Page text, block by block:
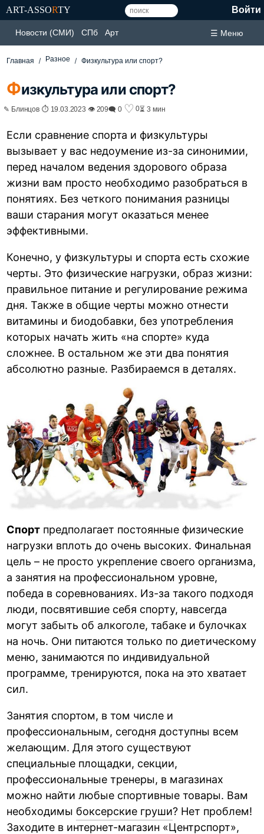
ART-ASSORTY Войти
Новости (СМИ) СПб Арт ☰ Меню
Главная Разное Физкультура или спорт?
Физкультура или спорт?
✎ Блинцов ⏱ 19.03.2023 👁 209🗨 0 ♡ 0⏳ 3 мин
Если сравнение спорта и физкультуры
вызывает у вас недоумение из-за синонимии,
перед началом ведения здорового образа
жизни вам просто необходимо разобраться в
понятиях. Без четкого понимания разницы
ваши старания могут оказаться менее
эффективными.
Конечно, у физкультуры и спорта есть схожие
черты. Это физические нагрузки, образ жизни:
правильное питание и регулирование режима
дня. Также в общие черты можно отнести
витамины и биодобавки, без употребления
которых начать жить «на спорте» куда
сложнее. В остальном же эти два понятия
абсолютно разные. Разбираемся в деталях.
Спорт предполагает постоянные физические
нагрузки вплоть до очень высоких. Финальная
цель – не просто укрепление своего организма,
а занятия на профессиональном уровне,
победа в соревнованиях. Из-за такого подходя
люди, посвятившие себя спорту, навсегда
могут забыть об алкоголе, табаке и булочках
на ночь. Они питаются только по диетическому
меню, занимаются по индивидуальной
программе, тренируются, пока на это хватает
сил.
Занятия спортом, в том числе и
профессиональным, сегодня доступны всем
желающим. Для этого существуют
специальные площадки, секции,
профессиональные тренеры, в магазинах
можно найти любые спортивные товары. Вам
необходимы боксерские груши? Нет проблем!
Заходите в интернет-магазин «Центрспорт»,